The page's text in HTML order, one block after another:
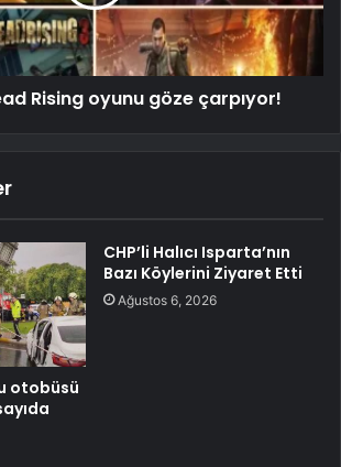
Rising oyunu göze çarpıyor!
otobüsü
CHP’li Halıcı Isparta’nın
Bazı Köylerini Ziyaret Etti
Ağustos 6, 2026